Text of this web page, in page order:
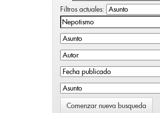
Filtros actuales:
Comenzar nueva busqueda